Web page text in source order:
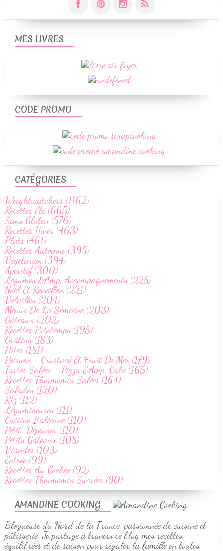
AMANDINE COOKING
Blogueuse du Nord de la France, passionnée de cuisine et
pâtisserie. Je partage à travers ce blog mes recettes
équilibrées et de saison pour régaler la famille en toutes
CATÉGORIES
Weightwatchers (1162)
Recettes Été (665)
Sans Gluten (576)
Recettes Hiver (463)
Plats (461)
Recettes Automne (395)
Végetarien (394)
Apéritif (300)
Légumes &Amp; Accompagnements (225)
Noël Et Réveillon (221)
Volailles (204)
Menus De La Semaine (203)
Gâteaux (202)
Recettes Printemps (195)
Grâtins (183)
Pâtes (181)
Poisson - Crustacé Et Fruit De Mer (179)
Tartes Salées - Pizza &Amp; Cake (165)
Recettes Thermomix Salées (164)
Salades (120)
Riz (112)
Légumineuses (111)
Cuisine Italienne (110)
Petit-Déjeuner (110)
Petits Gâteaux (108)
Viandes (103)
Entrée (99)
Recettes Au Cookeo (92)
Recettes Thermomix Sucrées (90)
MES LIVRES
CODE PROMO